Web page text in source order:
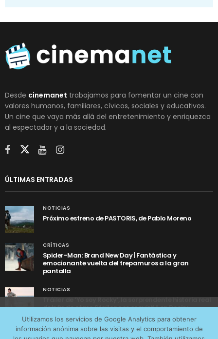
Desde cinemanet trabajamos para fomentar un cine con
valores humanos, familiares, cívicos, sociales y educativos.
Un cine que vaya más allá del entretenimiento y enriquezca
al espectador y a la sociedad.
ÚLTIMAS ENTRADAS
NOTICIAS
Próximo estreno de PASTORIS, de Pablo Moreno
CRÍTICAS
Spider-Man: Brand New Day | Fantástica y
emocionante vuelta del trepamuros a la gran
pantalla
NOTICIAS
Tráiler de ‘Yo soy Rocky’, la sorprendente historia real
detrás de cómo Stallone se convirtió en Rocky
Utilizamos los servicios de Google Analytics para obtener
información anónima sobre las visitas y el comportamiento de
tráfico web que recibimos y conocer los servicios que
más os interesan. Puede cambiar las preferencias y